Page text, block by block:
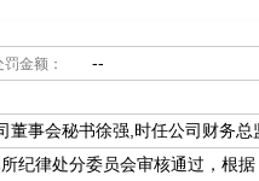
罚金额： --
董事会秘书徐强,时任公司财务总
律处分委员会审核通过，根据